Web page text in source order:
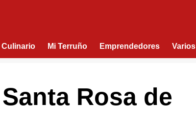
Culinario Mi Terruño Emprendedores Varios
Rosa de